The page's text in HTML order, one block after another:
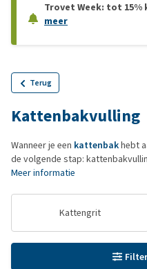
Trovet Week: tot
meer
Terug
Kattenbakvulling
Wanneer je een kattenbakhebt
de volgende stap:
Meer informatie
Kattengrit